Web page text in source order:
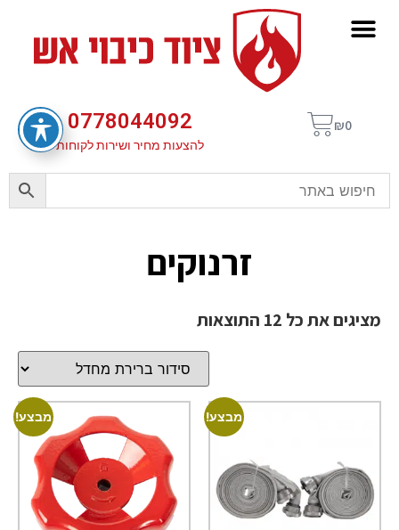
₪0
0778044092
להצעות מחיר ושירות לקוחות
זרנוקים
מציגים את כל ⁦12⁩ התוצאות
מבצע! מבצע!